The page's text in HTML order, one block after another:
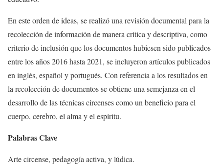
En este orden de ideas, se realizó una revisión documental para la
recolección de información de manera crítica y descriptiva, como
criterio de inclusión que los documentos hubiesen sido publicados
entre los años 2016 hasta 2021, se incluyeron artículos publicados
en inglés, español y portugués. Con referencia a los resultados en
la recolección de documentos se obtiene una semejanza en el
desarrollo de las técnicas circenses como un beneficio para el
cuerpo, cerebro, el alma y el espíritu.
Palabras Clave
Arte circense, pedagogía activa, y lúdica.